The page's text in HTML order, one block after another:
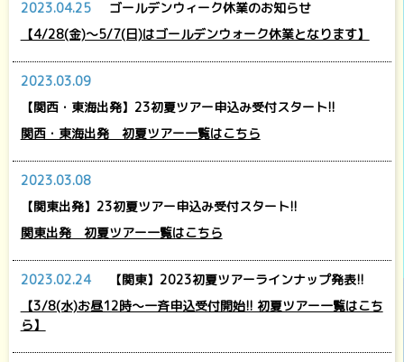
2023.04.25
ゴールデンウィーク休業のお知らせ
【4/28(金)～5/7(日)はゴールデンウォーク休業となります】
2023.03.09
【関西・東海出発】23初夏ツアー申込み受付スタート!!
関西・東海出発 初夏ツアー一覧はこちら
2023.03.08
【関東出発】23初夏ツアー申込み受付スタート!!
関東出発 初夏ツアー一覧はこちら
2023.02.24
【関東】2023初夏ツアーラインナップ発表!!
【3/8(水)お昼12時～一斉申込受付開始!! 初夏ツアー一覧はこち
ら】